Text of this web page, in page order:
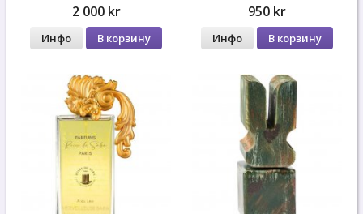
2 000 kr
Инфо В корзину
950 kr
Инфо В корзину